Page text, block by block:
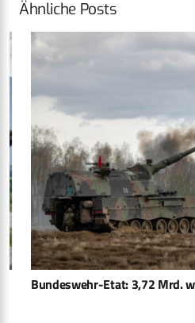
Ähnliche Posts
Bundeswehr-Etat: 3,72 Mrd.